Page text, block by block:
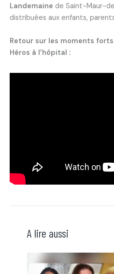
Landemaine de Saint-Maur-
distribuées aux enfants,
Retour sur les moments
Héros à l’hôpital :
A lire aussi